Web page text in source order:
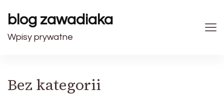
blog zawadiaka
Wpisy prywatne
Bez kategorii